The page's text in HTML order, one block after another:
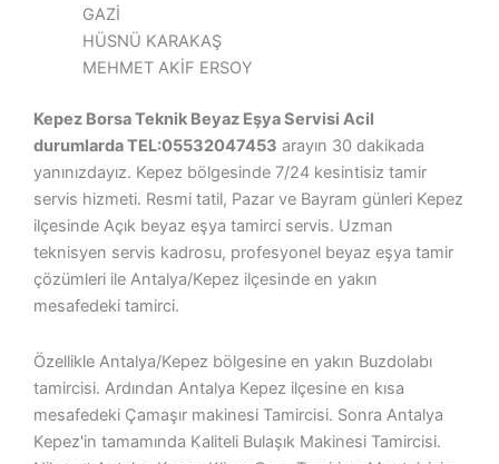
GAZİ
HÜSNÜ KARAKAŞ
MEHMET AKİF ERSOY
Kepez Borsa Teknik Beyaz Eşya Servisi Acil
durumlarda TEL:05532047453 arayın 30 dakikada
yanınızdayız. Kepez bölgesinde 7/24 kesintisiz tamir
servis hizmeti. Resmi tatil, Pazar ve Bayram günleri Kepez
ilçesinde Açık beyaz eşya tamirci servis. Uzman
teknisyen servis kadrosu, profesyonel beyaz eşya tamir
çözümleri ile Antalya/Kepez ilçesinde en yakın
mesafedeki tamirci.
Özellikle Antalya/Kepez bölgesine en yakın Buzdolabı
tamircisi. Ardından Antalya Kepez ilçesine en kısa
mesafedeki Çamaşır makinesi Tamircisi. Sonra Antalya
Kepez'in tamamında Kaliteli Bulaşık Makinesi Tamircisi.